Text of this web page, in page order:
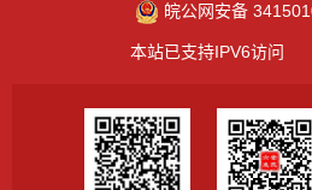
皖公网安备
本站已支持IPV6访问